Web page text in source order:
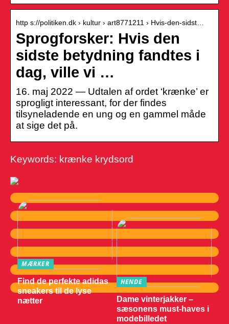
http s://politiken.dk › kultur › art8771211 › Hvis-den-sidst…
Sprogforsker: Hvis den
sidste betydning fandtes i
dag, ville vi …
16. maj 2022 — Udtalen af ordet ‘krænke’ er
sprogligt interessant, for der findes
tilsyneladende en ung og en gammel måde
at sige det på.
Keywords: krænke krydsord
MÆRKER
Find de perfekte adidas
sneakers til de lyse
nætter
HENDE
Dame vinterjakker –
sæsonens must-haves i
modebilledet